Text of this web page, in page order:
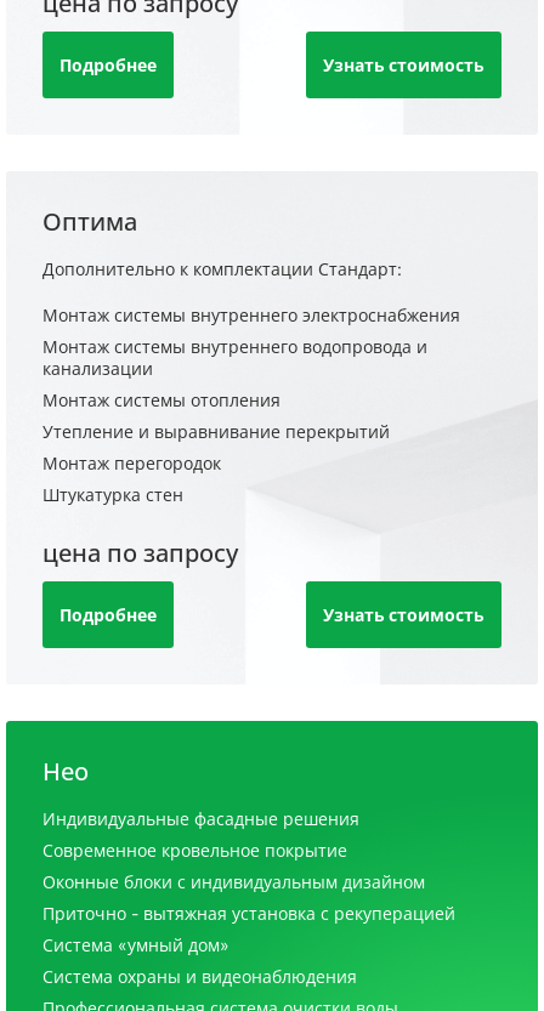
Подробнее Узнать стоимость
Оптима
Дополнительно к комплектации Стандарт:
Монтаж системы внутреннего электроснабжения
Монтаж системы внутреннего водопровода и
канализации
Монтаж системы отопления
Утепление и выравнивание перекрытий
Монтаж перегородок
Штукатурка стен
цена по запросу
Подробнее Узнать стоимость
Нео
Индивидуальные фасадные решения
Современное кровельное покрытие
Оконные блоки с индивидуальным дизайном
Приточно - вытяжная установка с рекуперацией
Система «умный дом»
Система охраны и видеонаблюдения